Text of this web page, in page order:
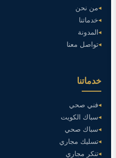
من نحن
خدماتنا
المدونة
تواصل معنا
خدماتنا
فني صحي
سباك الكويت
سباك صحي
تسليك مجاري
تنكر مجاري